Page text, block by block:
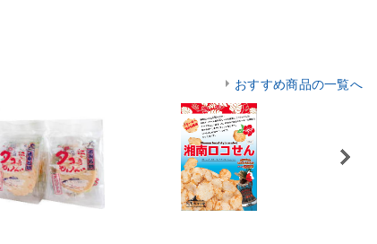
おすすめ商品の一覧へ
Next